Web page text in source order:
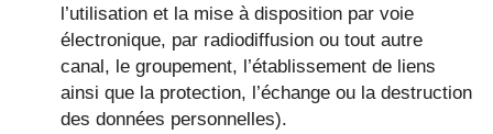
l’utilisation et la mise à disposition par voie
électronique, par radiodiffusion ou tout autre
canal, le groupement, l’établissement de liens
ainsi que la protection, l’échange ou la destruction
des données personnelles).